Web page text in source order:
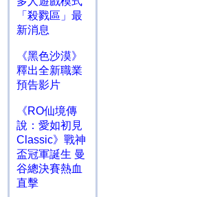
「殺戮區」最
新消息
《黑色沙漠》
釋出全新職業
預告影片
《RO仙境傳
說：愛如初見
Classic》戰神
盃冠軍誕生 曼
谷總決賽熱血
直擊